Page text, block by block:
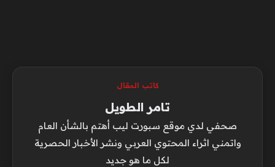
كاتب المقال
تامر الطويل
صحفي لدي موقع سبورت ليب أهتم بالشأن العام
واتمني اثراء المحتوي العربي ونشر الأخبار الحصرية
لكل ما هو جديد